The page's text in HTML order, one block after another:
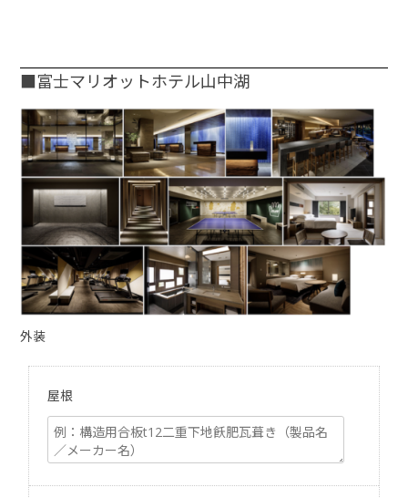
■富士マリオットホテル山中湖
外装
屋根